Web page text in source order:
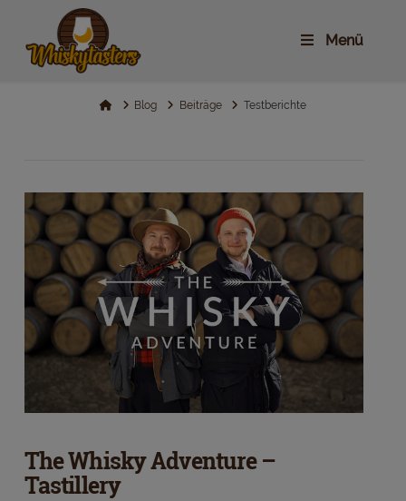
Menü
HomeBlog Beiträge Testberichte
The Whisky Adventure –
Tastillery